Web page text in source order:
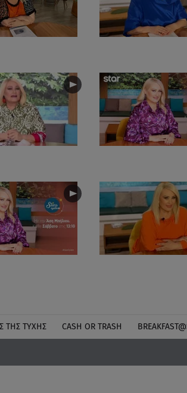
ΤΗΣ ΤΎΧΗΣ CASH OR TRASH